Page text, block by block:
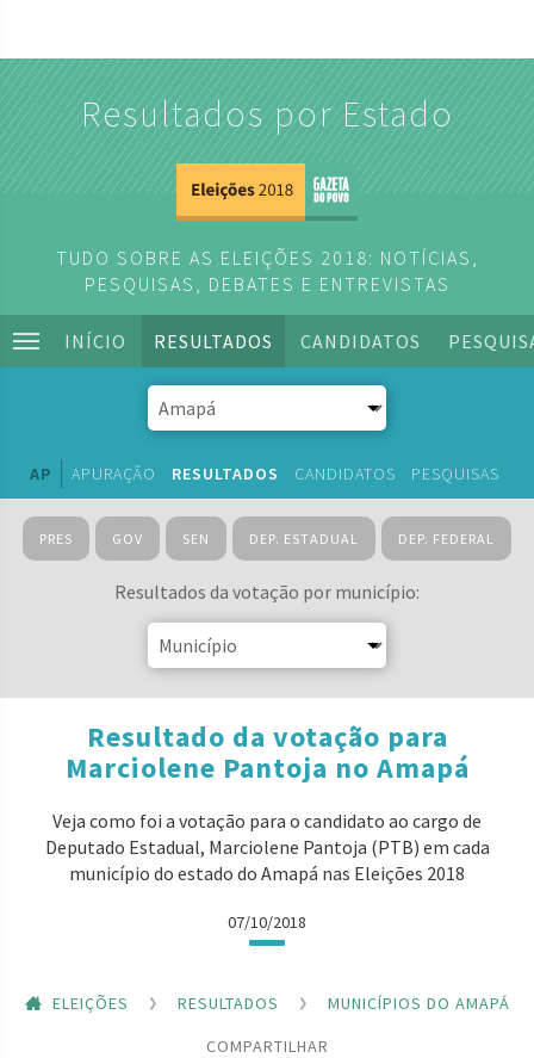
Resultados por Estado
TUDO SOBRE AS ELEIÇÕES 2018: NOTÍCIAS,
PESQUISAS, DEBATES E ENTREVISTAS
INÍCIO RESULTADOS CANDIDATOS
AP APURAÇÃO RESULTADOS CANDIDATOS PESQUISAS
PRES GOV SEN DEP. ESTADUAL DEP. FEDERAL
Resultados da votação por município:
Resultado da votação para
Marciolene Pantoja no Amapá
Veja como foi a votação para o candidato ao cargo de
Deputado Estadual, Marciolene Pantoja (PTB) em cada
município do estado do Amapá nas Eleições 2018
07/10/2018
ELEIÇÕES RESULTADOS
MUNICÍPIOS DO AMAPÁ
COMPARTILHAR